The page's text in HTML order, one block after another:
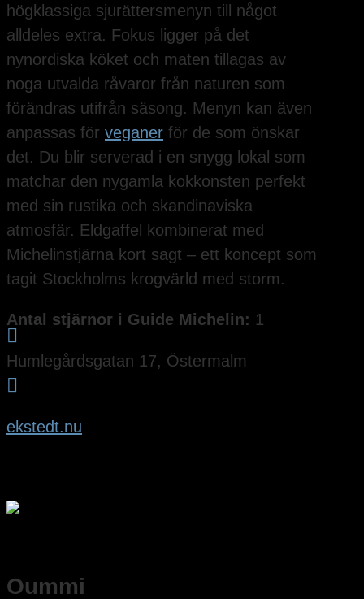
högklassiga sjurättersmenyn till något
alldeles extra. Fokus ligger på det
nynordiska köket och maten tillagas av
noga utvalda råvaror från naturen som
förändras utifrån säsong. Menyn kan även
anpassas för veganer för de som önskar
det. Du blir serverad i en snygg lokal som
matchar den nygamla kokkonsten perfekt
med sin rustika och skandinaviska
atmosfär. Eldgaffel kombinerat med
Michelinstjärna kort sagt – ett koncept som
tagit Stockholms krogvärld med storm.
Antal stjärnor i Guide Michelin: 1

Humlegårdsgatan 17, Östermalm

ekstedt.nu
Oummi